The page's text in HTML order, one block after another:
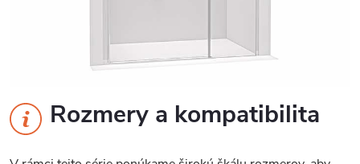
Rozmery a kompatibilita